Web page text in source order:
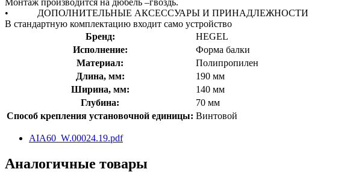
• ДОПОЛНИТЕЛЬНЫЕ АКСЕССУАРЫ И ПРИНАДЛЕЖНОСТИ
В стандартную комплектацию входит само устройство
Бренд:
HEGEL
Исполнение:
Форма балки
Материал:
Полипропилен
Длина, мм:
190 мм
Ширина, мм:
140 мм
Глубина:
70 мм
Способ крепления установочной единицы: Винтовой
AIA60_W.00024.19.pdf
Аналогичные товары